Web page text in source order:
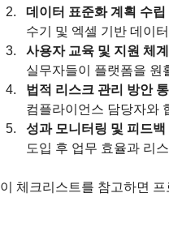
데이터 표준화 계획 수립
수기 및 엑셀 기반 데이
사용자 교육 및 지원 체
실무자들이 플랫폼을 원
법적 리스크 관리 방안
컴플라이언스 담당자와
성과 모니터링 및 피드백
도입 후 업무 효율과 리
이 체크리스트를 참고하면